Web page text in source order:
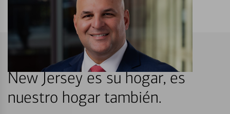
New Jersey es su hogar, es
nuestro hogar también.